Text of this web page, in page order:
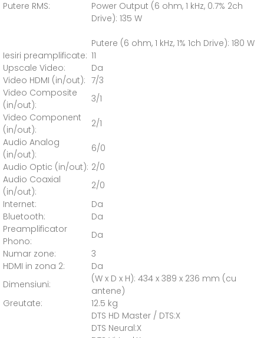
Putere RMS:
Power Output (6 ohm, 1 kHz, 0.7% 2ch
Drive): 135 W
Putere (6 ohm, 1 kHz, 1% 1ch Drive): 180 W
Iesiri preamplificate: 11
Upscale Video:
Da
Video HDMI (in/out): 7/3
Video Composite
(in/out):
3/1
Video Component
(in/out):
2/1
Audio Analog
(in/out):
6/0
Audio Optic (in/out): 2/0
Audio Coaxial
(in/out):
2/0
Internet:
Da
Bluetooth:
Da
Preamplificator
Phono:
Da
Numar zone:
3
HDMI in zona 2:
Da
Dimensiuni:
(W x D x H): 434 x 389 x 236 mm (cu
antene)
Greutate:
12.5 kg
DTS HD Master / DTS:X
DTS Neural:X